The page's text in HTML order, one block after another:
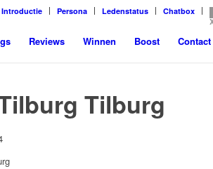
Introductie Persona Ledenstatus Chatbox
Reviews Winnen Boost Contact
Tilburg